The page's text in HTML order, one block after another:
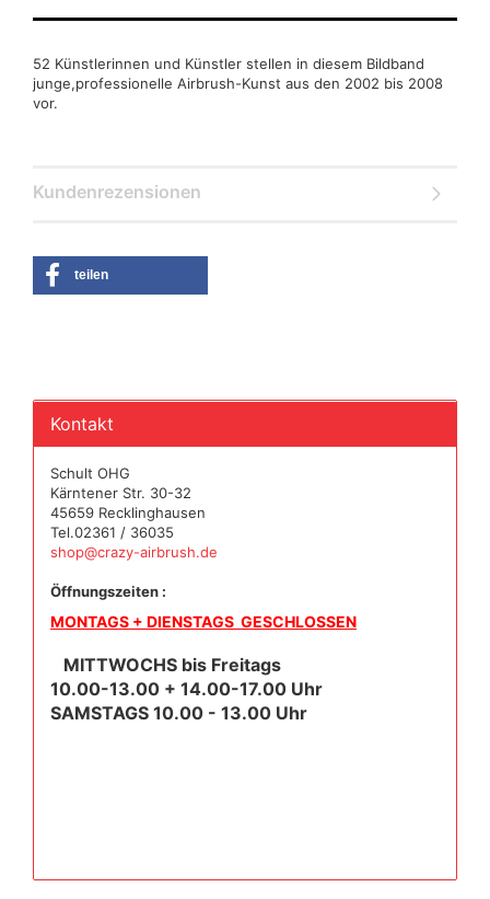
52 Künstlerinnen und Künstler stellen in diesem Bildband
junge,professionelle Airbrush-Kunst aus den 2002 bis 2008
vor.
Kundenrezensionen
teilen
Kontakt
Schult OHG
Kärntener Str. 30-32
45659 Recklinghausen
Tel.02361 / 36035
shop@crazy-airbrush.de
Öffnungszeiten :
MONTAGS + DIENSTAGS GESCHLOSSEN
MITTWOCHS bis Freitags
10.00-13.00 + 14.00-17.00 Uhr
SAMSTAGS 10.00 - 13.00 Uhr